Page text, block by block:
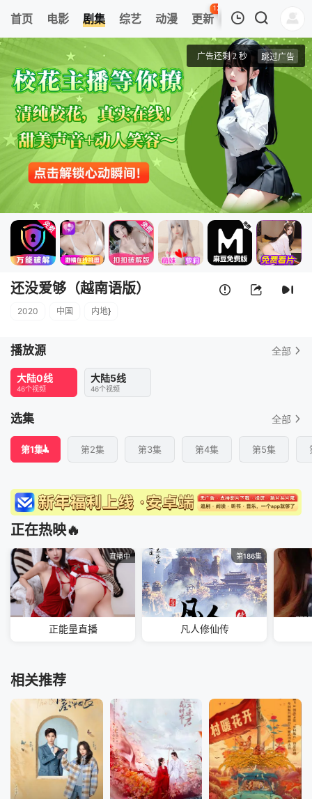
首页 电影 剧集 综艺 动漫 更新
126
热榜 APP
我的观影记录
第1集
还没爱够（越南语版）
清空
还没爱够（越南语版）
2020 中国 内地}
播放源 全部
大陆0线
46个视频
大陆5线
46个视频
选集 全部
第1集 第2集 第3集 第4集 第5集
正在热映🔥
直播中
正能量直播
第186集
凡人修仙传
相关推荐